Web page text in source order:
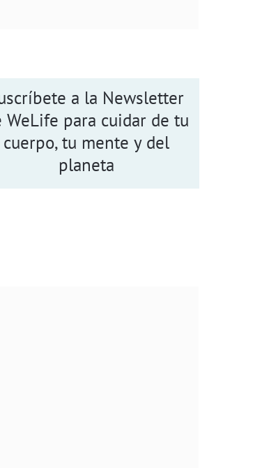
a la Newsletter
WeLife para cuidar de tu
cuerpo, tu mente y del
planeta